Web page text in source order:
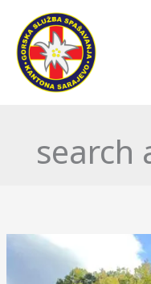
content
search